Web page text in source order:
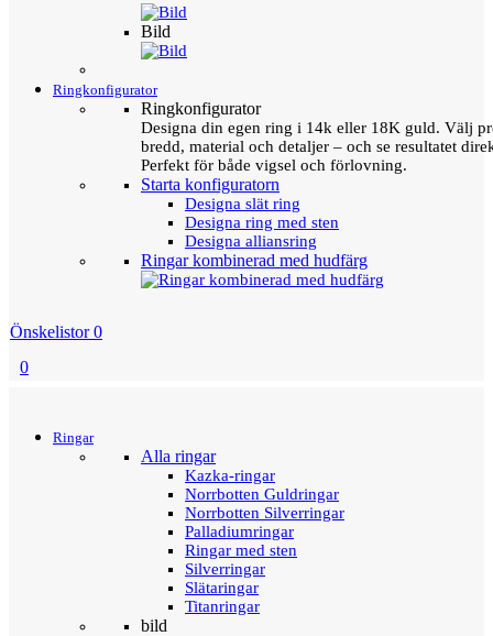
Bild
Ringkonfigurator
Ringkonfigurator
Designa din egen ring i 14k eller 18K guld. Välj
bredd, material och detaljer – och se resultatet
Perfekt för både vigsel och förlovning.
Starta konfiguratorn
Designa slät ring
Designa ring med sten
Designa alliansring
Ringar kombinerad med hudfärg
Önskelistor 0
0
Ringar
Alla ringar
Kazka-ringar
Norrbotten Guldringar
Norrbotten Silverringar
Palladiumringar
Ringar med sten
Silverringar
Slätaringar
Titanringar
bild